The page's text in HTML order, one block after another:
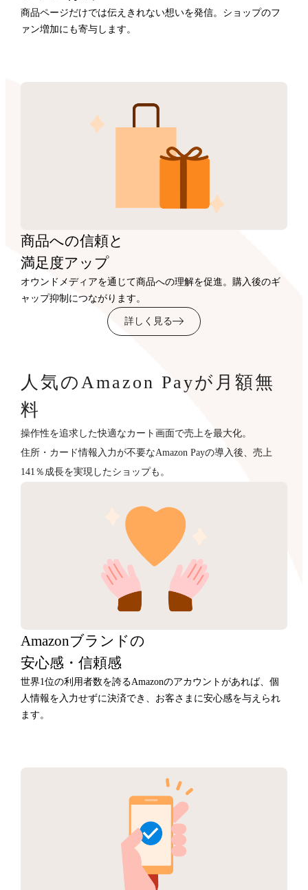
商品ページだけでは伝えきれない想いを発信。ショップのフ
ァン増加にも寄与します。
商品への信頼と
満足度アップ
オウンドメディアを通じて商品への理解を促進。購入後のギ
ャップ抑制につながります。
詳しく見る
人気のAmazon Payが月額無
料
操作性を追求した快適なカート画面で売上を最大化。
住所・カード情報入力が不要なAmazon Payの導入後、売上
141％成長を実現したショップも。
Amazonブランドの
安心感・信頼感
世界1位の利用者数を誇るAmazonのアカウントがあれば、個
人情報を入力せずに決済でき、お客さまに安心感を与えられ
ます。